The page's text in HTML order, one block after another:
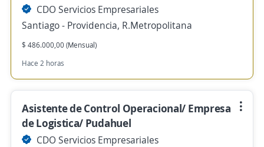
CDO Servicios Empresariales
Santiago - Providencia, R.Metropolitana
$ 486.000,00 (Mensual)
Hace 2 horas
Asistente de Control Operacional/ Empresa
de Logistica/ Pudahuel
CDO Servicios Empresariales